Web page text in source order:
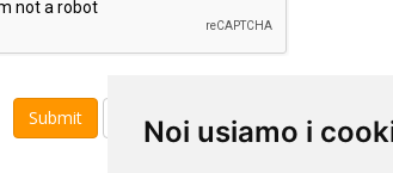
Noi usiamo i
Annuleer